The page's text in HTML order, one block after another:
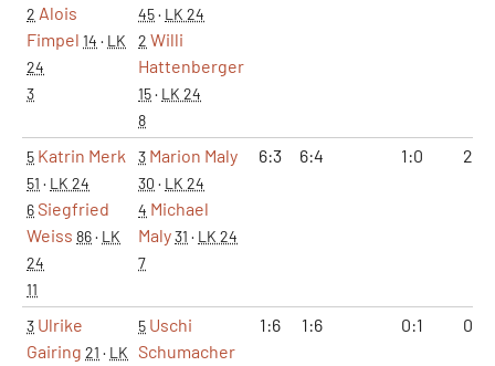
2 Alois
Fimpel 14 · LK
24
3
45· LK 24
2 Willi
Hattenberger
15· LK 24
8
5 Katrin Merk
51 · LK 24
6Siegfried
Weiss 86· LK
24
11
3 Marion Maly
30 · LK 24
4 Michael
Maly31 · LK 24
7
6:3 6:4 1:0 2:0
3 Ulrike
Gairing 21 · LK
5 Uschi
Schumacher
1:6 1:6 0:1 0:2